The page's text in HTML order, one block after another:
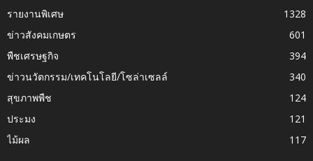
รายงานพิเศษ
1328
ข่าวสังคมเกษตร
601
พืชเศรษฐกิจ
394
ข่าวนวัตกรรม/เทคโนโลยี/โซล่าเซลล์
340
สุขภาพพืช
124
ประมง
121
ไม้ผล
117